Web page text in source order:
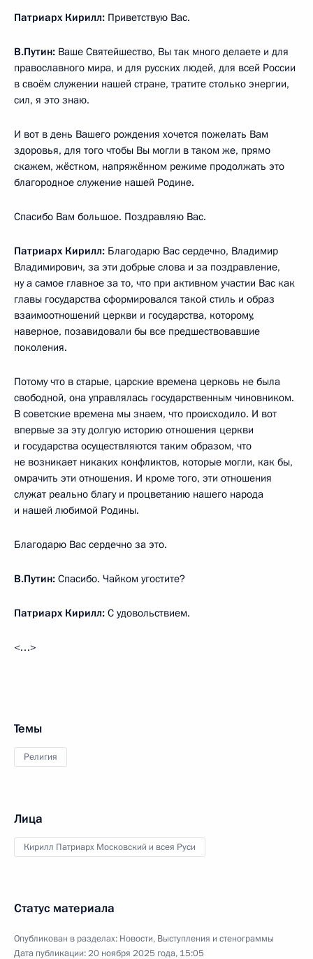
Патриарх Кирилл: Приветствую Вас.
В.Путин: Ваше Святейшество, Вы так много делаете и для
православного мира, и для русских людей, для всей России
в своём служении нашей стране, тратите столько энергии,
сил, я это знаю.
И вот в день Вашего рождения хочется пожелать Вам
здоровья, для того чтобы Вы могли в таком же, прямо
скажем, жёстком, напряжённом режиме продолжать это
благородное служение нашей Родине.
Спасибо Вам большое. Поздравляю Вас.
Патриарх Кирилл: Благодарю Вас сердечно, Владимир
Владимирович, за эти добрые слова и за поздравление,
ну а самое главное за то, что при активном участии Вас как
главы государства сформировался такой стиль и образ
взаимоотношений церкви и государства, которому,
наверное, позавидовали бы все предшествовавшие
поколения.
Потому что в старые, царские времена церковь не была
свободной, она управлялась государственным чиновником.
В советские времена мы знаем, что происходило. И вот
впервые за эту долгую историю отношения церкви
и государства осуществляются таким образом, что
не возникает никаких конфликтов, которые могли, как бы,
омрачить эти отношения. И кроме того, эти отношения
служат реально благу и процветанию нашего народа
и нашей любимой Родины.
Благодарю Вас сердечно за это.
В.Путин: Спасибо. Чайком угостите?
Патриарх Кирилл: С удовольствием.
<…>
Темы
Религия
Лица
Кирилл Патриарх Московский и всея Руси
Статус материала
Опубликован в разделах: Новости, Выступления и стенограммы
Дата публикации:20 ноября 2025 года, 15:05